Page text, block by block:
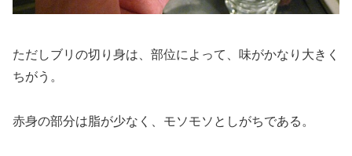
ただしブリの切り身は、部位によって、味がかなり大きく
ちがう。
赤身の部分は脂が少なく、モソモソとしがちである。